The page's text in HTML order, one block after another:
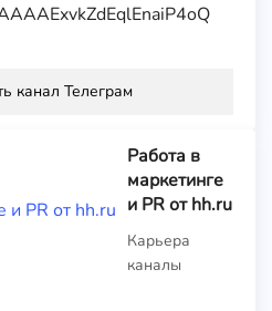
канал Телеграм
Работа в
маркетинге
и PR от hh.ru
Карьера
каналы